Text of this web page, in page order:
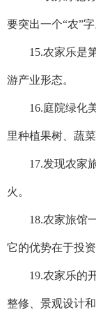
要突出一个“农”字
15.农家乐是第
游产业形态。
16.庭院绿化美
里种植果树、蔬菜
17.发现农家旅
火。
18.农家旅馆一
它的优势在于投资
19.农家乐的开
整修、景观设计